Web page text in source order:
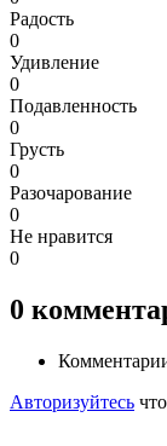
Радость
0
Удивление
0
Подавленность
0
Грусть
0
Разочарование
0
Не нравится
0
0
Авторизуйтесь